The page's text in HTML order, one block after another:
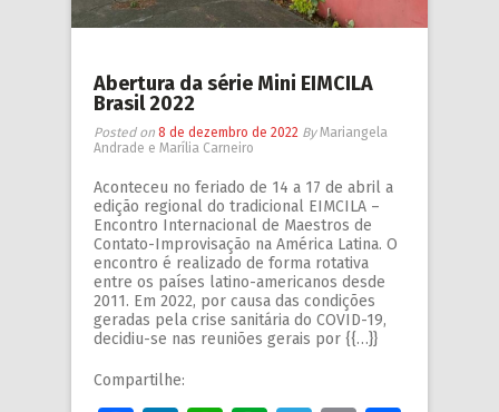
Abertura da série Mini EIMCILA
Brasil 2022
Posted on 8 de dezembro de 2022 ByMariangela
Andrade e Marília Carneiro
Aconteceu no feriado de 14 a 17 de abril a
edição regional do tradicional EIMCILA –
Encontro Internacional de Maestros de
Contato-Improvisação na América Latina. O
encontro é realizado de forma rotativa
entre os países latino-americanos desde
2011. Em 2022, por causa das condições
geradas pela crise sanitária do COVID-19,
decidiu-se nas reuniões gerais por {{…}}
Compartilhe: